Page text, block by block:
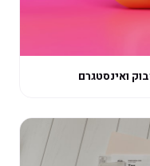
ואינסטגרם